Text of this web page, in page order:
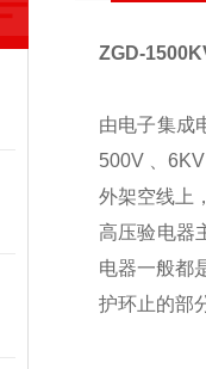
ZGD-
由电子集成
500V 、
外架空线上
高压验电器
电器一般都
护环止的部